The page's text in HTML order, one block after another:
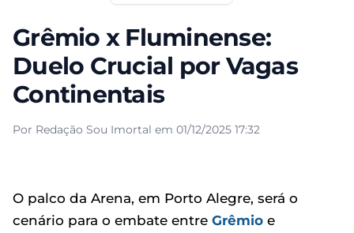
Grêmio x Fluminense:
Duelo Crucial por Vagas
Continentais
Por Redação Sou Imortal em 01/12/2025 17:32
O palco da Arena, em Porto Alegre, será o
cenário para o embate entre Grêmio e